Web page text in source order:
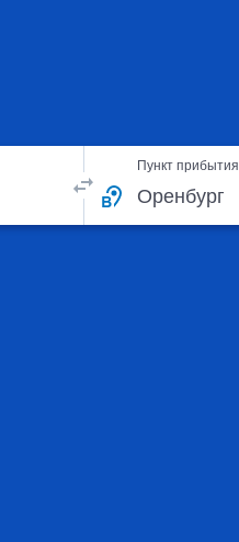
Пункт прибытия